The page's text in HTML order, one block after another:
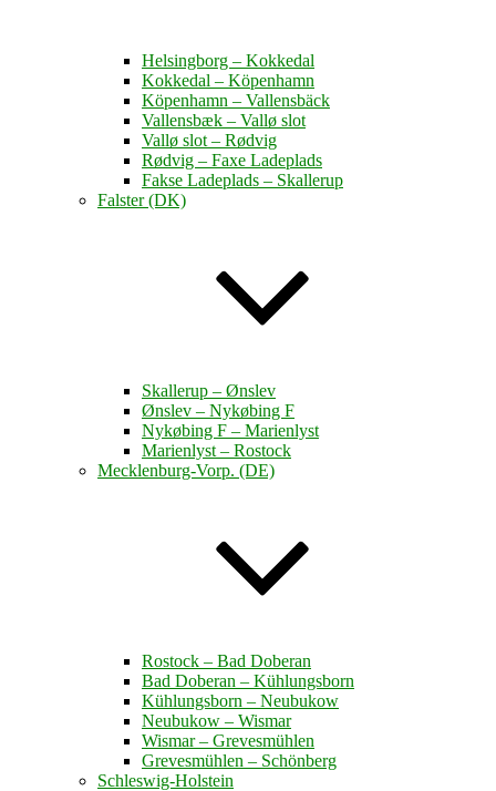
Helsingborg – Kokkedal
Kokkedal – Köpenhamn
Köpenhamn – Vallensbäck
Vallensbæk – Vallø slot
Vallø slot – Rødvig
Rødvig – Faxe Ladeplads
Fakse Ladeplads – Skallerup
Falster (DK)
Skallerup – Ønslev
Ønslev – Nykøbing F
Nykøbing F – Marienlyst
Marienlyst – Rostock
Mecklenburg-Vorp. (DE)
Rostock – Bad Doberan
Bad Doberan – Kühlungsborn
Kühlungsborn – Neubukow
Neubukow – Wismar
Wismar – Grevesmühlen
Grevesmühlen – Schönberg
Schleswig-Holstein